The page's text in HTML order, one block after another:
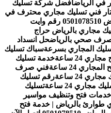
في الرياضأفضل شركة تسليك
فني تسليك مجاري محترف في
وايت صرف صحي بالرياض 0501078510 رقم وايت
مجاري بالرياض حراج
حل انسداد
المجاري بسرعةسباك تسليك
24 ساعة
خدمة تسليك
24 ساعة
فني صرف
24 ساعة
رقم تسليك
24 ساعة
تسليك
فتح وتنظيف مواسير
طوارئ بالرياض | خدمة فتح